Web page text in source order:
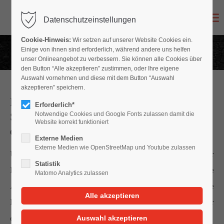
Login
Benutzername
Passwort
Anmelden
Lost your password?
Kann ich einen Rechtsanwalt für die
Schadenregulierung hinzuziehen, ohne
dass ich dafür zahlen muss?
Unser Rat ist immer einen Rechtsanwalt zur
Regulierung des Schadens hinzuzuziehen, um Ihre
Ansprüche vollumfänglich geltend zu machen. Die
Kosten für den Rechtsanwalt werden ebenfalls von der
eintrittspflichtigen Versicherung übernommen.
Datenschutzeinstellungen
Cookie-Hinweis: Wir setzen auf unserer Website Cookies ein.
Einige von ihnen sind erforderlich, während andere uns helfen
unser Onlineangebot zu verbessern. Sie können alle Cookies über
den Button “Alle akzeptieren” zustimmen, oder Ihre eigene
Auswahl vornehmen und diese mit dem Button “Auswahl
akzeptieren” speichern.
Erforderlich*
Notwendige Cookies und Google Fonts zulassen damit die
Website korrekt funktioniert
Externe Medien
Externe Medien wie OpenStreetMap und Youtube zulassen
Statistik
Matomo Analytics zulassen